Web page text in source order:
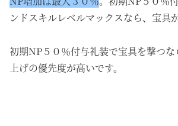
ンドスキルレベルマックスなら、宝具
初期NP５０％付与礼装で宝具を撃つ
上げの優先度が高いです。